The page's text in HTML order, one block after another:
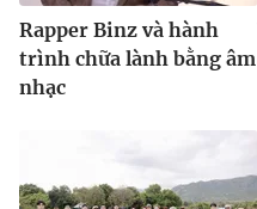
Rapper Binz và hành
trình chữa lành bằng âm
nhạc